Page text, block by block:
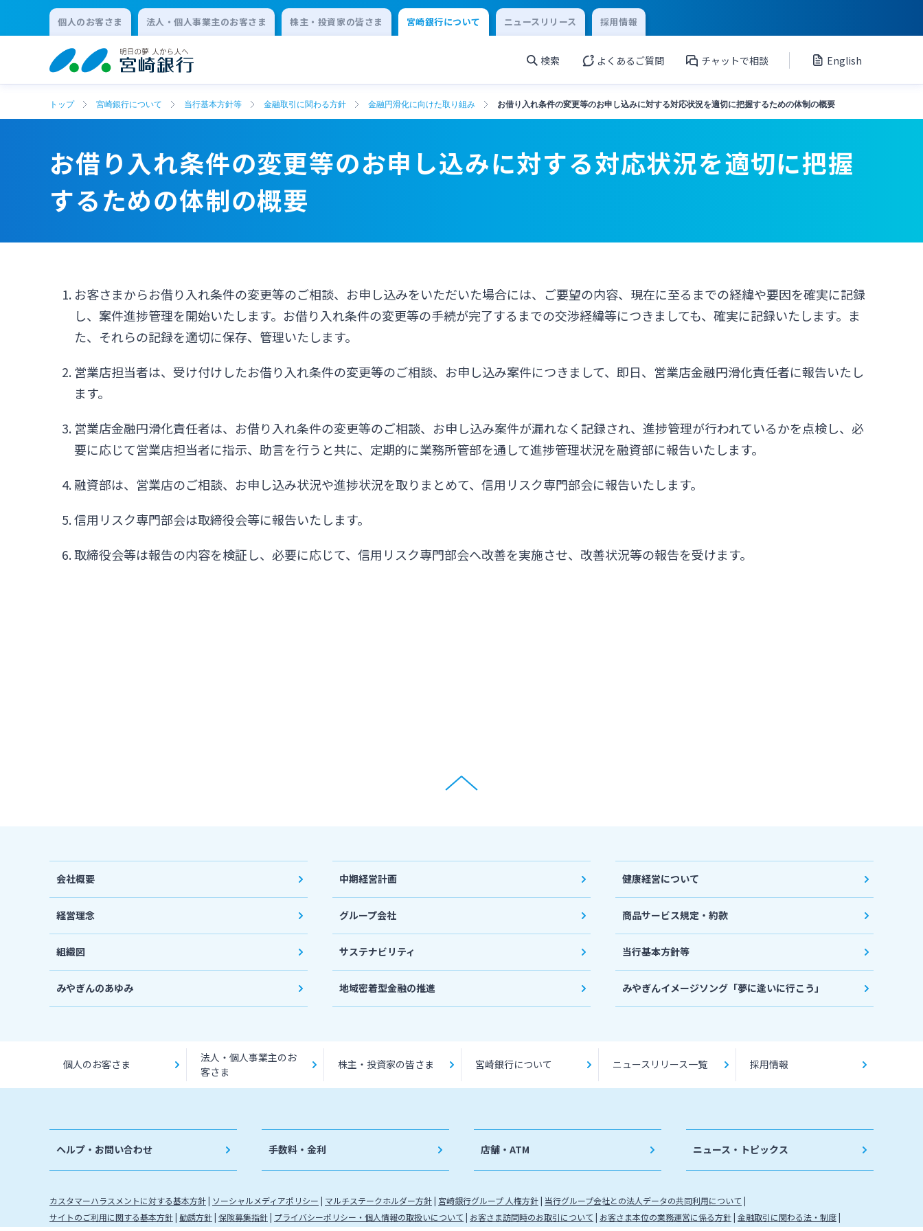
個人のお客さま 法人・個人事業主のお客さま 株主・投資家の皆さま 宮崎銀行について ニュースリリース 採用情報
検索 よくあるご質問 チャットで相談 English
トップ 宮崎銀行について 当行基本方針等 金融取引に関わる方針 金融円滑化に向けた取り組み お借り入れ条件の変更等のお申し込みに対する対応状況を適切に把握するための体制の概要
お借り入れ条件の変更等のお申し込みに対する対応状況を適切に把握
するための体制の概要
お客さまからお借り入れ条件の変更等のご相談、お申し込みをいただいた場合には、ご要望の内容、現在に至るまでの経緯や要因を確実に記録
し、案件進捗管理を開始いたします。お借り入れ条件の変更等の手続が完了するまでの交渉経緯等につきましても、確実に記録いたします。ま
た、それらの記録を適切に保存、管理いたします。
営業店担当者は、受け付けしたお借り入れ条件の変更等のご相談、お申し込み案件につきまして、即日、営業店金融円滑化責任者に報告いたし
ます。
営業店金融円滑化責任者は、お借り入れ条件の変更等のご相談、お申し込み案件が漏れなく記録され、進捗管理が行われているかを点検し、必
要に応じて営業店担当者に指示、助言を行うと共に、定期的に業務所管部を通して進捗管理状況を融資部に報告いたします。
融資部は、営業店のご相談、お申し込み状況や進捗状況を取りまとめて、信用リスク専門部会に報告いたします。
信用リスク専門部会は取締役会等に報告いたします。
取締役会等は報告の内容を検証し、必要に応じて、信用リスク専門部会へ改善を実施させ、改善状況等の報告を受けます。
会社概要
経営理念
組織図
みやぎんのあゆみ
中期経営計画
グループ会社
サステナビリティ
地域密着型金融の推進
健康経営について
商品サービス規定・約款
当行基本方針等
みやぎんイメージソング「夢に逢いに行こう」
個人のお客さま
法人・個人事業主のお
客さま
株主・投資家の皆さま 宮崎銀行について ニュースリリース一覧 採用情報
ヘルプ・お問い合わせ 手数料・金利 店舗・ATM ニュース・トピックス
カスタマーハラスメントに対する基本方針 ソーシャルメディアポリシー マルチステークホルダー方針 宮崎銀行グループ 人権方針 当行グループ会社との法人データの共同利用について
サイトのご利用に関する基本方針 勧誘方針 保険募集指針 プライバシーポリシー・個人情報の取扱いについて お客さま訪問時のお取引について お客さま本位の業務運営に係る方針 金融取引に関わる法・制度